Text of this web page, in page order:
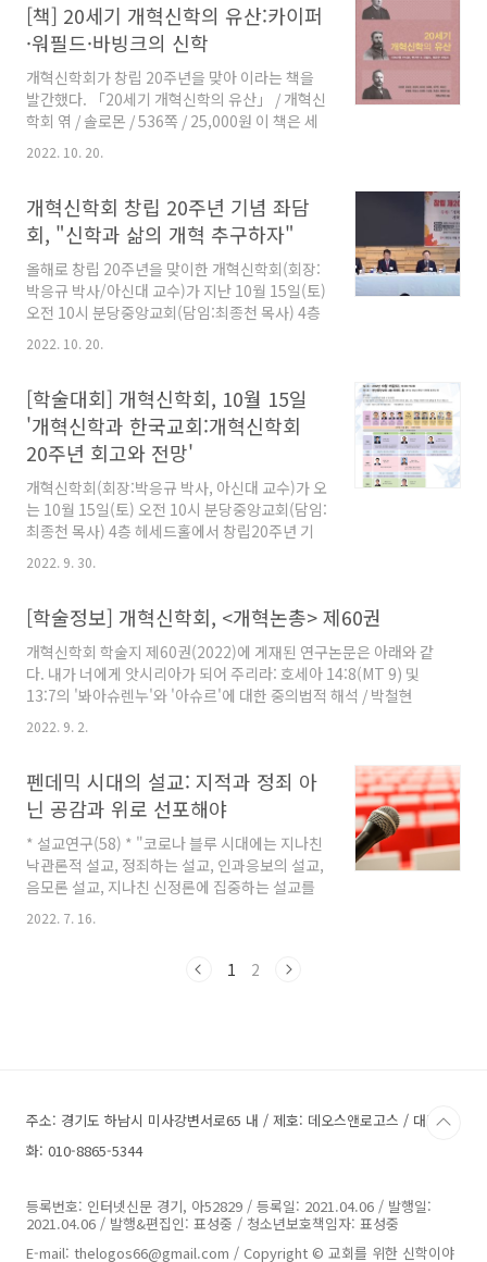
(perichoretic) 삼위일체론에 대한 연구 / 김용
준 존 샌더스의 열린유신론에 대한 반박 증거로
서의 창세기 22장 연구 / 김희석 조나단 에드워즈
의 영적 인식론과 설교학적 함의 / 김지혁
[책] 20세기 개혁신학의 유산:카이퍼
·워필드·바빙크의 신학
개혁신학회가 창립 20주년을 맞아 이라는 책을
발간했다. 「20세기 개혁신학의 유산」 / 개혁신
학회 엮 / 솔로몬 / 536쪽 / 25,000원 이 책은 세
계 3대 칼빈주의자로 일컬어지고 있는 아브라함
카이퍼, 벤저민 B 워필드, 헤르만 바빙크의 소천
한 세 명의 개혁신학자 신학에 관한 논문 중 선별
해서 엮은 것이다. 개혁신학회는 "20세기 초반
서구의 대표적 개혁신학자로 평가받는 세 명의
신학을 조명한 개혁신학회 학자들에 의해 만들어
진 것이다"라며 "신학서론에 해당하는 신학의 원
리와 성경의 영감 및 증언, 삼위일체론, 기독론,
구원론, 교회론을 망라하는 바, 이 세 개혁신학자
2022. 10. 20.
개혁신학회 창립 20주년 기념 좌담
회, "신학과 삶의 개혁 추구하자"
올해로 창립 20주년을 맞이한 개혁신학회(회장:
박응규 박사/아신대 교수)가 지난 10월 15일(토)
오전 10시 분당중앙교회(담임:최종천 목사) 4층
헤세드홀에서 '창립 20주년 기념 학술대회'를 개
최했다. '개혁신학과 한국교회:개혁신학회 20주
대회에서는 창립 20주년 기념 좌담회와 (솔로몬)
단행본 출간 축하 행사에 이어 7편의 연구논문이
발표됐다. '개혁신학회 20주년 회고와 전망'이라
는 좌담회는 개혁신학회 부회장 문병호 박사(총
신대)의 사회로 전 회장이었던 김근수 박사(칼빈
대 총장), 이광희 박사(평택대 교수), 김길성 박사
(총신대 교수) 등이 참여했다. 김근수 박사는 "개
회와 신학의 방향을 제시하는 일획을 ..
2022. 10. 20.
[학술대회] 개혁신학회, 10월 15일
'개혁신학과 한국교회:개혁신학회
20주년 회고와 전망'
개혁신학회(회장:박응규 박사, 아신대 교수)가 오
는 10월 15일(토) 오전 10시 분당중앙교회(담임:
최종천 목사) 4층 헤세드홀에서 창립20주년 기
념학술대회를 개최한다. '개혁신학과 한국 교회:
개혁신학회 20주년 회고와 전망'을 주제로 진행
주년 기념예배, 기념전담회, 기념행사 등 다채로
운 프로그램을 마련했다. 연구논문은 3개 분과로
나뉘어 발표된다. 제1분과에서는 △어린이 성찬
에 대한 비판적 고찰:개혁신학에서 설교와 성례
그리고 믿음의 관계를 중심으로 (김재윤 박사, 고
려신대원) △헤르만 바빙크와 동성애(박재은 박
서의 평가:복음전도와 사회적 관심의 관계성을
중심으로(배춘섭 박사, 총신대 신대원) 등이 발표
된다...
2022. 9. 30.
[학술정보] 개혁신학회, <개혁논총> 제60권
개혁신학회 학술지 제60권(2022)에 게재된 연구논문은 아래와 같
다. 내가 너에게 앗시리아가 되어 주리라: 호세아 14:8(MT 9) 및
13:7의 '봐아슈렌누'와 '아슈르'에 대한 중의법적 해석 / 박철현
『새한글성경』 사도행전 번역과 방향성: 헬라어 대본의 변경 가능
성과 준비 / 김주한 예배 회복을 위한 칼빈의 창조론적 제언 / 이신
열 벤저민 브레큰리지 워필드와 존 머레이의 개혁주의 성화론 비교
연구: 제2축복 완전주의 신학에 대한 개혁신학의 평가와 대응 / 김
광열 '에클레시아'의 어원적 접근을 통한 교회론 / 양진영 도르트 총
회가 제시하는 목회자 세움방안과 예배 회복 / 홍주현 하나님의 작
정과 인간의 자유에 대한 개혁 스콜라주의의 이해: 새뮤얼 윌러드의
창조론과 섭리론을 중심으로 / 전광수 이눌서(..
2022. 9. 2.
펜데믹 시대의 설교: 지적과 정죄 아
닌 공감과 위로 선포해야
* 설교연구(58) * "코로나 블루 시대에는 지나친
낙관론적 설교, 정죄하는 설교, 인과응보의 설교,
음모론 설교, 지나친 신정론에 집중하는 설교를
피해야 한다. 반면, 성도들에게 위로와 소망을 줄
수 있도록 지적과 정죄보다는 공감해주는 설교,
을 드러내는 설교, 종말론적 설교 등을 추구해야
애정이 담긴 가치 있는 소중한 연구 결과물을 본
지 독자들에게 소개할 목적으로 일부 정리한 ..
2022. 7. 16.
1 2
주소: 경기도 하남시 미사강변서로65 내 / 제호: 데오스앤로고스 / 대표전
화: 010-8865-5344
등록번호: 인터넷신문 경기, 아52829 / 등록일: 2021.04.06 / 발행일:
2021.04.06 / 발행&편집인: 표성중 / 청소년보호책임자: 표성중
E-mail: thelogos66@gmail.com / Copyright © 교회를 위한 신학이야